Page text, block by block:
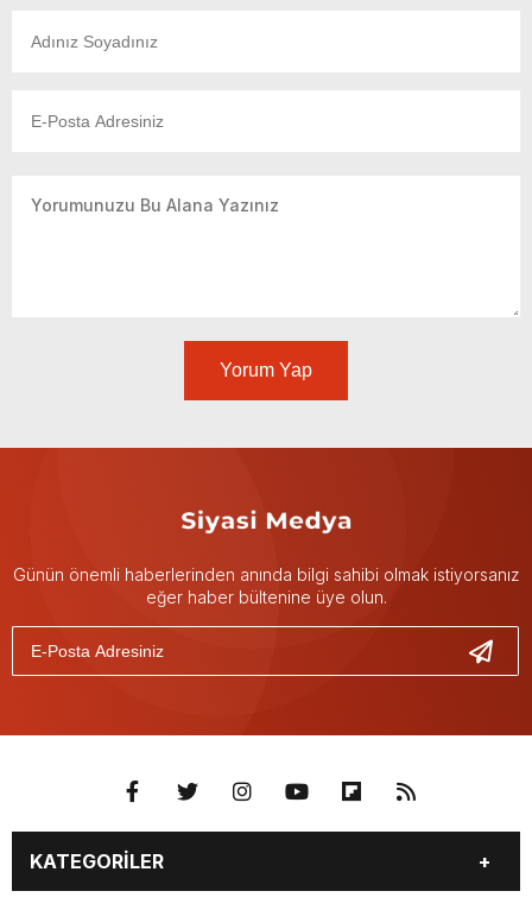
Yorum Yap
Günün önemli haberlerinden anında bilgi sahibi olmak istiyorsanız
eğer haber bültenine üye olun.
KATEGORİLER